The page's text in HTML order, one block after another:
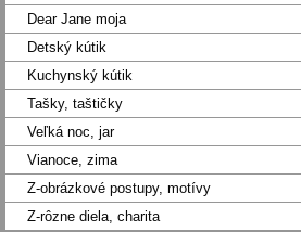
Dear Jane moja
Detský kútik
Kuchynský kútik
Tašky, taštičky
Veľká noc, jar
Vianoce, zima
Z-obrázkové postupy, motívy
Z-rôzne diela, charita